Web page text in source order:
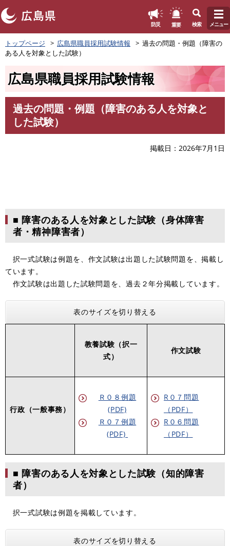
ペ
ー
ジ
防災 重要 検索 メニュー
トップページ 広島県職員採用試験情報
過去の問題・例題（障害の
ある人を対象とした試験）
広島県職員採用試験情報
過去の問題・例題（障害のある人を対象と
した試験）
掲載日 2026年7月1日
■ 障害のある人を対象とした試験（身体障害
者・精神障害者）
択一式試験は例題を、作文試験は出題した試験問題を、掲載し
ています。
作文試験は出題した試験問題を、過去２年分掲載しています。
表のサイズを切り替える
教養試験（択一
式）
作文試験
行政（一般事務）
Ｒ０８例題
(PDF)
Ｒ０７例題
(PDF)
​R０７問題
（PDF）
R０６問題
（PDF）
■ 障害のある人を対象とした試験（知的障害
者）
択一式試験は例題を掲載しています。
表のサイズを切り替える